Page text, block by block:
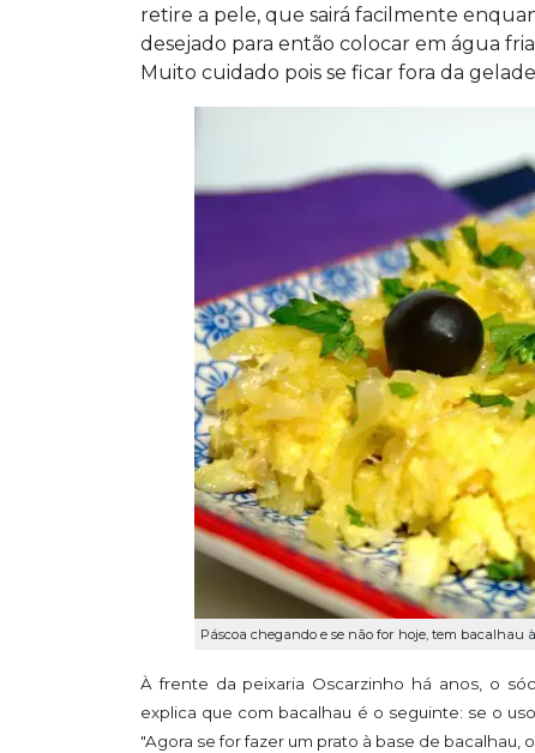
retire a pele, que sairá facilmente
desejado para então colocar em água
Muito cuidado pois se ficar fora da
Páscoa chegando e se não for hoje, tem bacalhau
À frente da peixaria Oscarzinho há anos, o
explica que com bacalhau é o seguinte: se o
"Agora se for fazer um prato à base de bacalhau,